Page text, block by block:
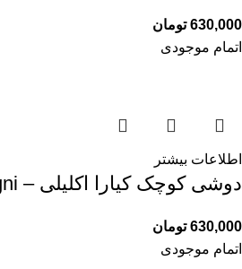
630,000 تومان
اتمام موجودی
اطلاعات بیشتر
دوشی کوچک کیارا اکلیلی – Chiara Ferragni
630,000 تومان
اتمام موجودی